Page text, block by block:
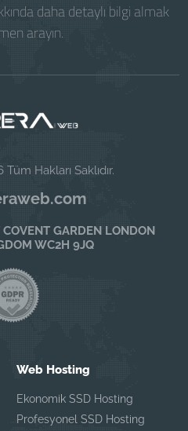
daha detaylı bilgi almak
arayın.
Hakları Saklıdır.
GARDEN LONDON
WC2H 9JQ
Web Hosting
Ekonomik SSD Hosting
Profesyonel SSD Hosting